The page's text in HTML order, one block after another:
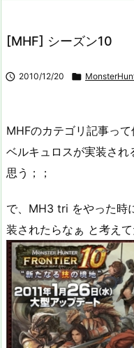
[MHF] シーズン10
 2010/12/20 
MHFのカテゴリ記事って
ベルキュロスが実装され
思う；；
で、MH3 tri をやった時
装されたらなぁ と考えて